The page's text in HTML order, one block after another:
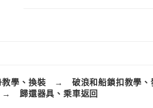
營
組
學、換裝 → 破浪和船鎖扣教學
歸還器具、乘車返回